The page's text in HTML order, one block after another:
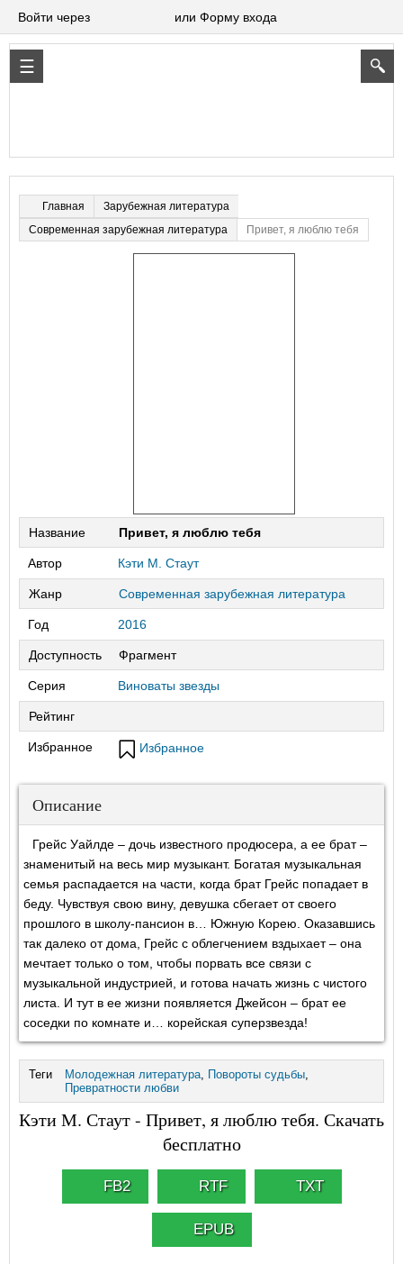
Войти через или Форму входа
Главная
Зарубежная литература
Современная зарубежная литература
Привет, я люблю тебя
Название Привет, я люблю тебя
Автор Кэти М. Стаут
Жанр Современная зарубежная литература
Год 2016
Доступность Фрагмент
Серия Виноваты звезды
Рейтинг
Избранное Избранное
Описание
Грейс Уайлде – дочь известного продюсера, а ее брат –
знаменитый на весь мир музыкант. Богатая музыкальная
семья распадается на части, когда брат Грейс попадает в
беду. Чувствуя свою вину, девушка сбегает от своего
прошлого в школу-пансион в… Южную Корею. Оказавшись
так далеко от дома, Грейс с облегчением вздыхает – она
мечтает только о том, чтобы порвать все связи с
музыкальной индустрией, и готова начать жизнь с чистого
листа. И тут в ее жизни появляется Джейсон – брат ее
соседки по комнате и… корейская суперзвезда!
Теги Молодежная литература, Повороты судьбы,
Превратности любви
Кэти М. Стаут - Привет, я люблю тебя. Скачать
бесплатно
FB2 RTF TXT
EPUB